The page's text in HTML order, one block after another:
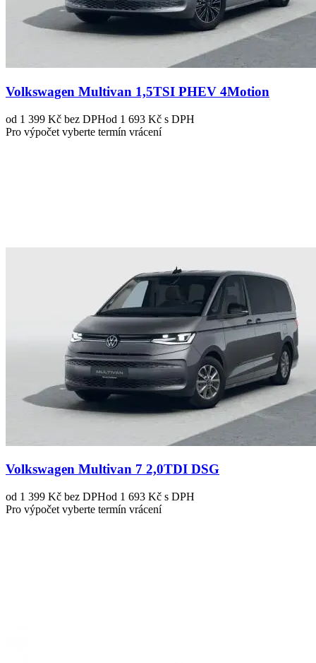
Volkswagen Multivan 1,5TSI PHEV 4Motion
od 1 399 Kč bez DPHod 1 693 Kč s DPH
Pro výpočet vyberte termín vrácení
Volkswagen Multivan 7 2,0TDI DSG
od 1 399 Kč bez DPHod 1 693 Kč s DPH
Pro výpočet vyberte termín vrácení